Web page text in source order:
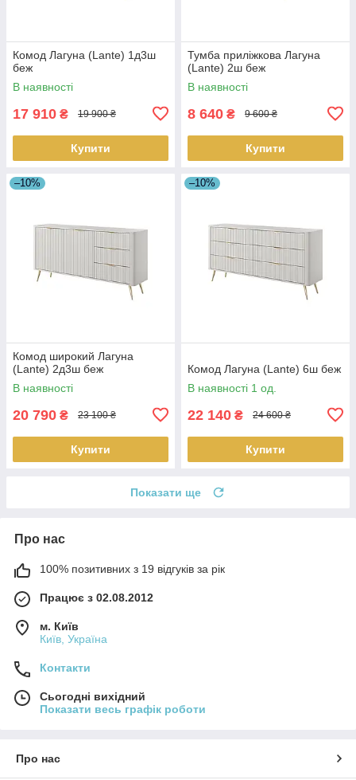
Комод Лагуна (Lante) 1д3ш
беж
В наявності
17 910 ₴ 19 900 ₴
Купити
Тумба приліжкова Лагуна
(Lante) 2ш беж
В наявності
8 640 ₴ 9 600 ₴
Купити
–10%
Комод широкий Лагуна
(Lante) 2д3ш беж
В наявності
20 790 ₴ 23 100 ₴
Купити
–10%
Комод Лагуна (Lante) 6ш беж
В наявності 1 од.
22 140 ₴ 24 600 ₴
Купити
Показати ще
Про нас
100% позитивних з 19 відгуків за рік
Працює з 02.08.2012
м. Київ
Київ, Україна
Контакти
Сьогодні вихідний
Показати весь графік роботи
Про нас